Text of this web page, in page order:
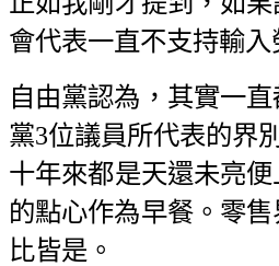
會代表一直不支持輸
自由黨認為，其實一
黨3位議員所代表的界
十年來都是天還未亮
的點心作為早餐。零
比皆是。